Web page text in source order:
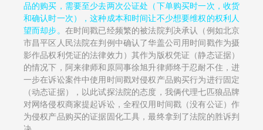
品的购买，需要至少去两次公证处（下单购买时一次，收货
和确认时一次），这种成本和时间让不少想要维权的权利人
望而却步。 在时间戳已经频繁的被法院判决承认（例如北京
市昌平区人民法院在判例中确认了华盖公司用时间戳作为摄
影作品权利凭证的法律效力）其作为版权凭证（静态证据）
的情况下，阿来律师和原同事徐旭升律师终于忍耐不住，进
一步在诉讼案件中使用时间戳对侵权产品购买行为进行固定
（动态证据），以此试探法院的态度，我俩代理七匹狼品牌
对网络侵权商家提起诉讼，全程仅用时间戳（没有公证）作
为侵权产品购买的证据固化工具，最终拿到了法院的胜诉判